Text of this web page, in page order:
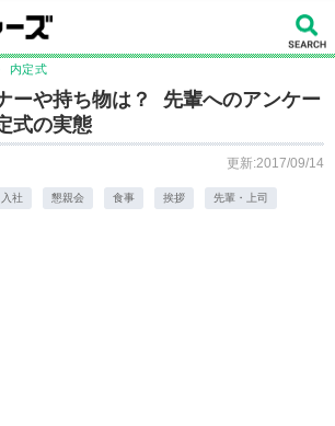
内定式
ーや持ち物は？ 先輩へのアンケー
式の実態
更新:2017/09/14
入社 懇親会 食事 挨拶 先輩・上司